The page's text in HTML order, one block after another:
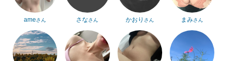
ameさん さなさん かおり さん まみさん